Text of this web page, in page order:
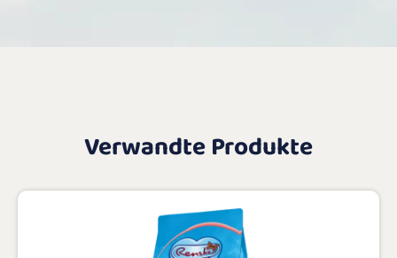
Verwandte Produkte